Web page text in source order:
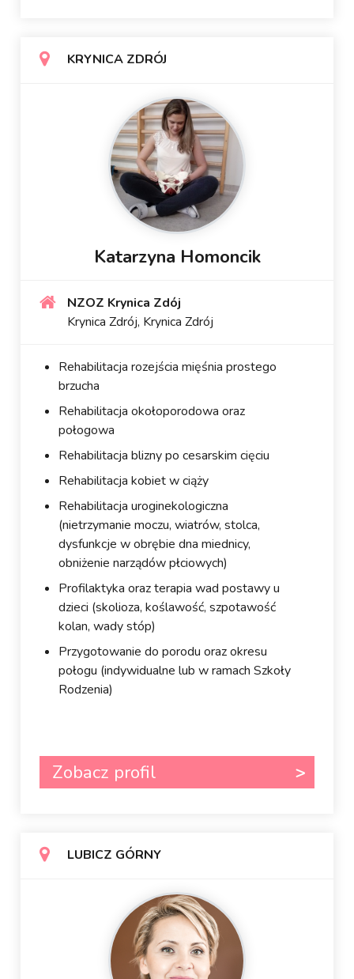
KRYNICA ZDRÓJ
Katarzyna Homoncik
NZOZ Krynica Zdój
Krynica Zdrój, Krynica Zdrój
Rehabilitacja rozejścia mięśnia prostego
brzucha
Rehabilitacja okołoporodowa oraz
połogowa
Rehabilitacja blizny po cesarskim cięciu
Rehabilitacja kobiet w ciąży
Rehabilitacja uroginekologiczna
(nietrzymanie moczu, wiatrów, stolca,
dysfunkcje w obrębie dna miednicy,
obniżenie narządów płciowych)
Profilaktyka oraz terapia wad postawy u
dzieci (skolioza, koślawość, szpotawość
kolan, wady stóp)
Przygotowanie do porodu oraz okresu
połogu (indywidualne lub w ramach Szkoły
Rodzenia)
Zobacz profil
LUBICZ GÓRNY